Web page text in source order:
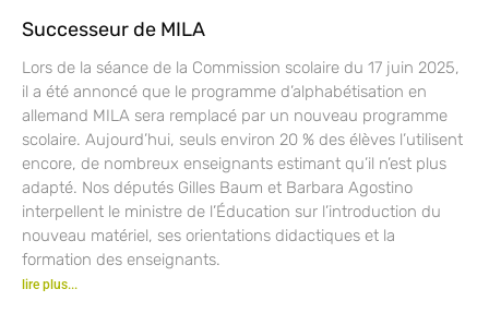
Successeur de MILA
Lors de la séance de la Commission scolaire du 17 juin 2025,
il a été annoncé que le programme d’alphabétisation en
allemand MILA sera remplacé par un nouveau programme
scolaire. Aujourd’hui, seuls environ 20 % des élèves l’utilisent
encore, de nombreux enseignants estimant qu’il n’est plus
adapté. Nos députés Gilles Baum et Barbara Agostino
interpellent le ministre de l’Éducation sur l’introduction du
nouveau matériel, ses orientations didactiques et la
formation des enseignants.
lire plus...